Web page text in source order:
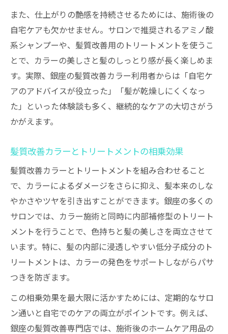
また、仕上がりの艶感を持続させるためには、施術後の
自宅ケアも欠かせません。サロンで推奨されるアミノ酸
系シャンプーや、髪質改善用のトリートメントを使うこ
とで、カラーの美しさと髪のしっとり感が長く楽しめま
す。実際、銀座の髪質改善カラー利用者からは「自宅ケ
アのアドバイスが役立った」「髪が乾燥しにくくなっ
た」といった体験談も多く、継続的なケアの大切さがう
かがえます。
髪質改善カラーとトリートメントの相乗効果
髪質改善カラーとトリートメントを組み合わせること
で、カラーによるダメージをさらに抑え、髪本来のしな
やかさやツヤを引き出すことができます。銀座の多くの
サロンでは、カラー施術と同時に内部補修型のトリート
メントを行うことで、色持ちと髪の美しさを両立させて
います。特に、髪の内部に浸透しやすい低分子成分のト
リートメントは、カラーの発色をサポートしながらパサ
つきを防ぎます。
この相乗効果を最大限に活かすためには、定期的なサロ
ン通いと自宅でのケアの両立がポイントです。例えば、
銀座の髪質改善専門店では、施術後のホームケア用品の